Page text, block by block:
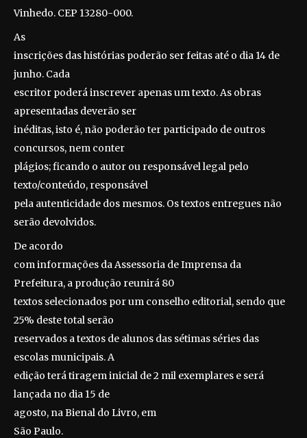
Vinhedo. CEP 13280-000.
As
inscrições das histórias poderão ser feitas até o dia 14 de
junho. Cada
escritor poderá inscrever apenas um texto. As obras
apresentadas deverão ser
inéditas, isto é, não poderão ter participado de outros
concursos, nem conter
plágios; ficando o autor ou responsável legal pelo
texto/conteúdo, responsável
pela autenticidade dos mesmos. Os textos entregues não
serão devolvidos.
De acordo
com informações da Assessoria de Imprensa da
Prefeitura, a produção reunirá 80
textos selecionados por um conselho editorial, sendo que
25% deste total serão
reservados a textos de alunos das sétimas séries das
escolas municipais. A
edição terá tiragem inicial de 2 mil exemplares e será
lançada no dia 15 de
agosto, na Bienal do Livro, em
São Paulo.